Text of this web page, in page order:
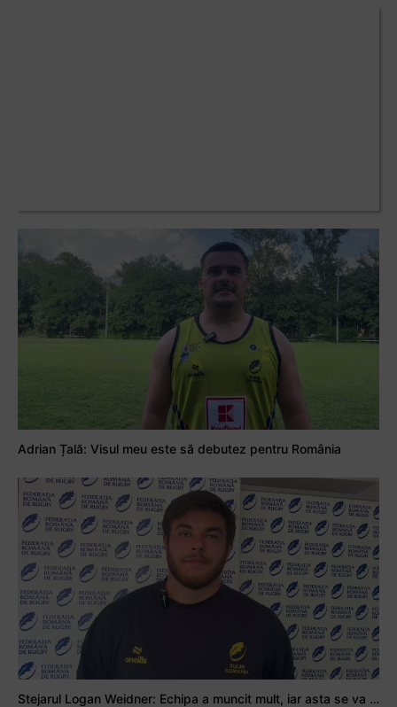
Adrian Țală: Visul meu este să debutez pentru România
Stejarul Logan Weidner: Echipa a muncit mult, iar asta se va vedea în meciurile de la Nations Cup